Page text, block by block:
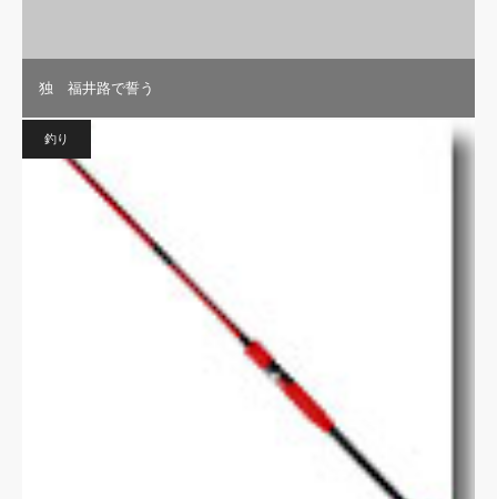
独 福井路で誓う
釣り